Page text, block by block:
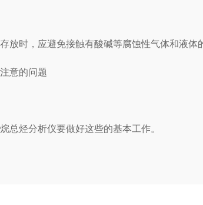
时，应避免接触有酸碱等腐蚀性气体和液体
意的问题
烃分析仪要做好这些的基本工作。